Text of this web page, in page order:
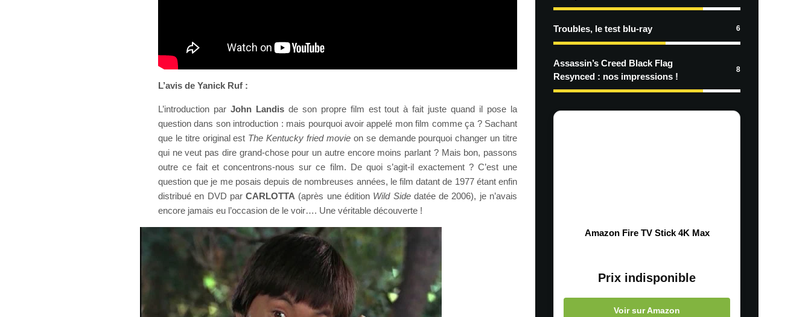
L’avis de Yanick Ruf :
L’introduction par John Landisde son propre film est tout à fait juste quand il pose la
question dans son introduction : mais pourquoi avoir appelé mon film comme ça ? Sachant
que le titre original est The Kentucky fried movieon se demande pourquoi changer un titre
qui ne veut pas dire grand-chose pour un autre encore moins parlant ? Mais bon, passons
outre ce fait et concentrons-nous sur ce film. De quoi s’agit-il exactement ? C’est une
question que je me posais depuis de nombreuses années, le film datant de 1977 étant enfin
distribué en DVD parCARLOTTA (après une édition Wild Side datée de 2006), je n’avais
encore jamais eu l’occasion de le voir…. Une véritable découverte !
Troubles, le test blu-ray 6
Assassin’s Creed Black Flag
Resynced : nos impressions !
8
Amazon Fire TV Stick 4K Max
Prix indisponible
Voir sur Amazon